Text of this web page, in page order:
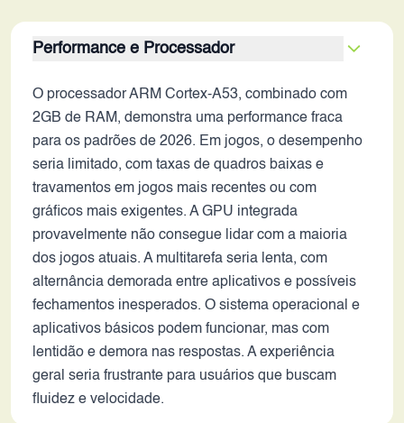
Performance e Processador
O processador ARM Cortex-A53, combinado com
2GB de RAM, demonstra uma performance fraca
para os padrões de 2026. Em jogos, o desempenho
seria limitado, com taxas de quadros baixas e
travamentos em jogos mais recentes ou com
gráficos mais exigentes. A GPU integrada
provavelmente não consegue lidar com a maioria
dos jogos atuais. A multitarefa seria lenta, com
alternância demorada entre aplicativos e possíveis
fechamentos inesperados. O sistema operacional e
aplicativos básicos podem funcionar, mas com
lentidão e demora nas respostas. A experiência
geral seria frustrante para usuários que buscam
fluidez e velocidade.